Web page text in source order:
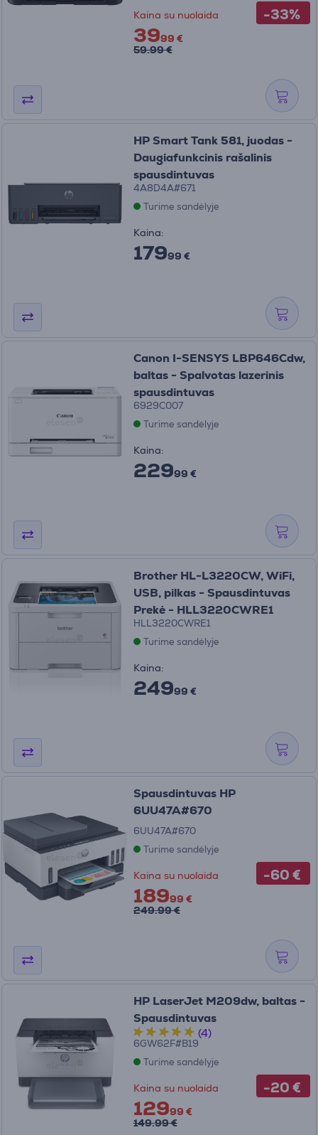
-33%
Kaina su nuolaida
3999 €
59.99 €
HP Smart Tank 581, juodas -
Daugiafunkcinis rašalinis
spausdintuvas
4A8D4A#671
Turime sandėlyje
Kaina:
17999 €
Canon I-SENSYS LBP646Cdw,
baltas - Spalvotas lazerinis
spausdintuvas
6929C007
Turime sandėlyje
Kaina:
22999 €
Brother HL-L3220CW, WiFi,
USB, pilkas - Spausdintuvas
Prekė - HLL3220CWRE1
HLL3220CWRE1
Turime sandėlyje
Kaina:
24999 €
-60 €
Spausdintuvas HP
6UU47A#670
6UU47A#670
Turime sandėlyje
Kaina su nuolaida
18999 €
249.99 €
-20 €
HP LaserJet M209dw, baltas -
Spausdintuvas
(4)
6GW62F#B19
Turime sandėlyje
Kaina su nuolaida
12999 €
149.99 €